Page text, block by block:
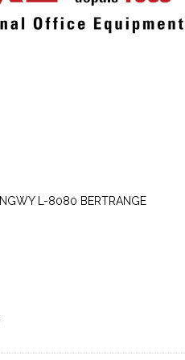
L-8080 BERTRANGE